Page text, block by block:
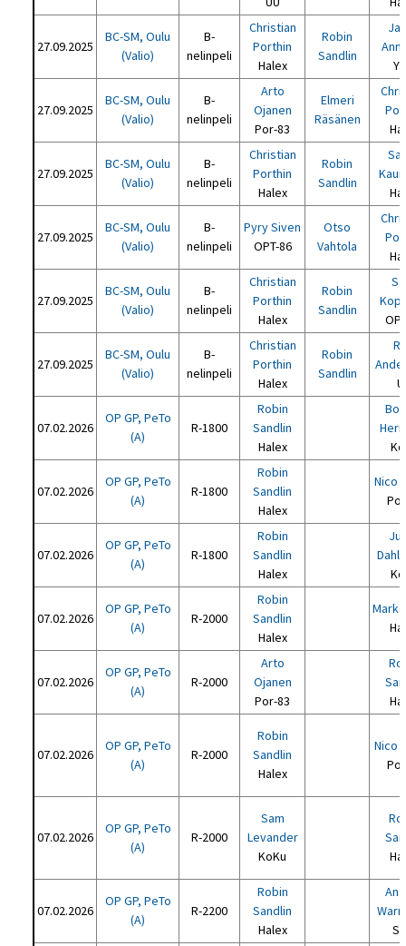
27.09.2025
BC-SM, Oulu
(Valio)
B-
nelinpeli
Christian
Porthin
Halex
Robin
Sandlin
27.09.2025
BC-SM, Oulu
(Valio)
B-
nelinpeli
Arto
Ojanen
Por-83
Elmeri
Räsänen
27.09.2025
BC-SM, Oulu
(Valio)
B-
nelinpeli
Christian
Porthin
Halex
Robin
Sandlin
27.09.2025
BC-SM, Oulu
(Valio)
B-
nelinpeli
Pyry Siven
OPT-86
Otso
Vahtola
27.09.2025
BC-SM, Oulu
(Valio)
B-
nelinpeli
Christian
Porthin
Halex
Robin
Sandlin
27.09.2025
BC-SM, Oulu
(Valio)
B-
nelinpeli
Christian
Porthin
Halex
Robin
Sandlin
07.02.2026
OP GP, PeTo
(A)
R-1800
Robin
Sandlin
Halex
07.02.2026
OP GP, PeTo
(A)
R-1800
Robin
Sandlin
Halex
Nico
07.02.2026
OP GP, PeTo
(A)
R-1800
Robin
Sandlin
Halex
07.02.2026
OP GP, PeTo
(A)
R-2000
Robin
Sandlin
Halex
07.02.2026
OP GP, PeTo
(A)
R-2000
Arto
Ojanen
Por-83
07.02.2026
OP GP, PeTo
(A)
R-2000
Robin
Sandlin
Halex
Nico
07.02.2026
OP GP, PeTo
(A)
R-2000
Sam
Levander
KoKu
07.02.2026
OP GP, PeTo
(A)
R-2200
Robin
Sandlin
Halex